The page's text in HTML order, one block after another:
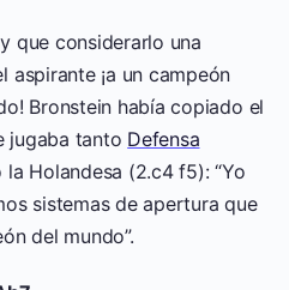
que considerarlo una
¡a un campeón
Bronstein había copiado el
jugaba tanto Defensa
Holandesa (2.c4 f5): “Yo
sistemas de apertura que
del mundo”.